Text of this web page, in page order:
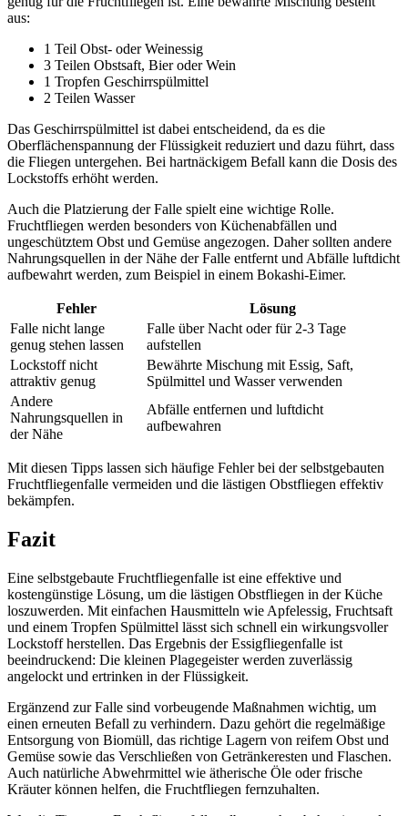
aus:
1 Teil Obst- oder Weinessig
3 Teilen Obstsaft, Bier oder Wein
1 Tropfen Geschirrspülmittel
2 Teilen Wasser
Das Geschirrspülmittel ist dabei entscheidend, da es die
Oberflächenspannung der Flüssigkeit reduziert und dazu führt, dass
die Fliegen untergehen. Bei hartnäckigem Befall kann die Dosis des
Lockstoffs erhöht werden.
Auch die Platzierung der Falle spielt eine wichtige Rolle.
Fruchtfliegen werden besonders von Küchenabfällen und
ungeschütztem Obst und Gemüse angezogen. Daher sollten andere
Nahrungsquellen in der Nähe der Falle entfernt und Abfälle luftdicht
aufbewahrt werden, zum Beispiel in einem Bokashi-Eimer.
Fehler
Lösung
Falle nicht lange
genug stehen lassen
Falle über Nacht oder für 2-3 Tage
aufstellen
Lockstoff nicht
attraktiv genug
Bewährte Mischung mit Essig, Saft,
Spülmittel und Wasser verwenden
Andere
Nahrungsquellen in
der Nähe
Abfälle entfernen und luftdicht
aufbewahren
Mit diesen Tipps lassen sich häufige Fehler bei der selbstgebauten
Fruchtfliegenfalle vermeiden und die lästigen Obstfliegen effektiv
bekämpfen.
Fazit
Eine selbstgebaute Fruchtfliegenfalle ist eine effektive und
kostengünstige Lösung, um die lästigen Obstfliegen in der Küche
loszuwerden. Mit einfachen Hausmitteln wie Apfelessig, Fruchtsaft
und einem Tropfen Spülmittel lässt sich schnell ein wirkungsvoller
Lockstoff herstellen. Das Ergebnis der Essigfliegenfalle ist
beeindruckend: Die kleinen Plagegeister werden zuverlässig
angelockt und ertrinken in der Flüssigkeit.
Ergänzend zur Falle sind vorbeugende Maßnahmen wichtig, um
einen erneuten Befall zu verhindern. Dazu gehört die regelmäßige
Entsorgung von Biomüll, das richtige Lagern von reifem Obst und
Gemüse sowie das Verschließen von Getränkeresten und Flaschen.
Auch natürliche Abwehrmittel wie ätherische Öle oder frische
Kräuter können helfen, die Fruchtfliegen fernzuhalten.